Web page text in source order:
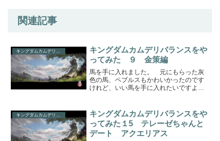
関連記事
キングダムカムデリバランス
キングダムカムデリバランスをや
ってみた ９ 金策編
馬を手に入れました。 元にもらった灰
色の馬、ペブルスもかわいかったのです
けれど、いい馬を手に入れたいですよ
馬かな？ うっとりです。本当にきれい
な子です。おまけに早いし、...
キングダムカムデリバランスをや
ってみた１5 テレーゼちゃんと
デート アクエリアス